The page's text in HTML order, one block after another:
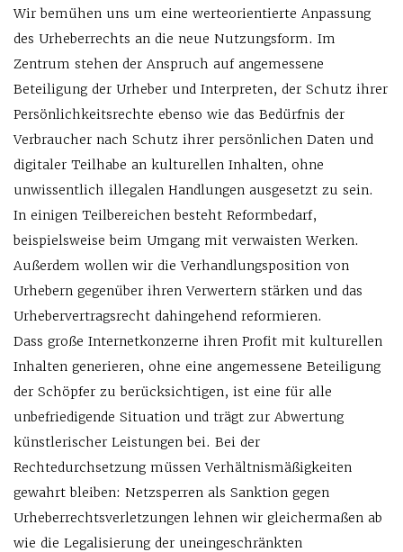
Wir bemühen uns um eine werteorientierte Anpassung
des Urheberrechts an die neue Nutzungsform. Im
Zentrum stehen der Anspruch auf angemessene
Beteiligung der Urheber und Interpreten, der Schutz ihrer
Persönlichkeitsrechte ebenso wie das Bedürfnis der
Verbraucher nach Schutz ihrer persönlichen Daten und
digitaler Teilhabe an kulturellen Inhalten, ohne
unwissentlich illegalen Handlungen ausgesetzt zu sein.
In einigen Teilbereichen besteht Reformbedarf,
beispielsweise beim Umgang mit verwaisten Werken.
Außerdem wollen wir die Verhandlungsposition von
Urhebern gegenüber ihren Verwertern stärken und das
Urhebervertragsrecht dahingehend reformieren.
Dass große Internetkonzerne ihren Profit mit kulturellen
Inhalten generieren, ohne eine angemessene Beteiligung
der Schöpfer zu berücksichtigen, ist eine für alle
unbefriedigende Situation und trägt zur Abwertung
künstlerischer Leistungen bei. Bei der
Rechtedurchsetzung müssen Verhältnismäßigkeiten
gewahrt bleiben: Netzsperren als Sanktion gegen
Urheberrechtsverletzungen lehnen wir gleichermaßen ab
wie die Legalisierung der uneingeschränkten